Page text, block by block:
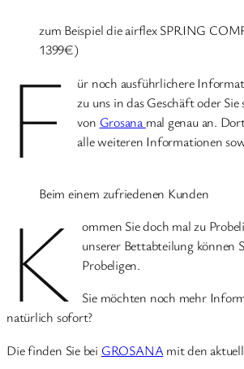
zum Beispiel die airflex SPRING
1399€)
F
ür noch ausführlichere
zu uns in das Geschäft oder Sie
von Grosana mal genau an.
alle weiteren Informationen
Beim einem zufriedenen Kunden
K
ommen Sie doch mal zu
unserer Bettabteilung können
Probeligen.
Sie möchten noch mehr
natürlich sofort?
Die finden Sie bei GROSANAmit den